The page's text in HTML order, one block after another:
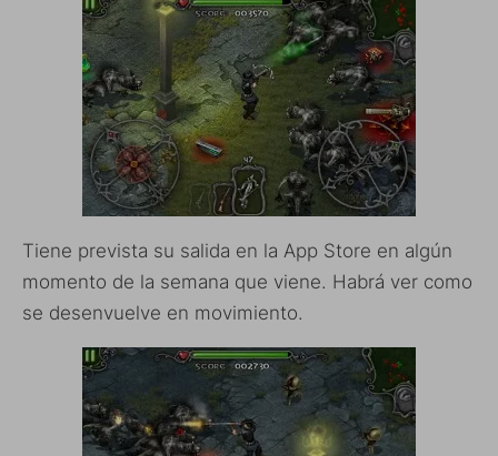
Tiene prevista su salida en la App Store en algún
momento de la semana que viene. Habrá ver como
se desenvuelve en movimiento.